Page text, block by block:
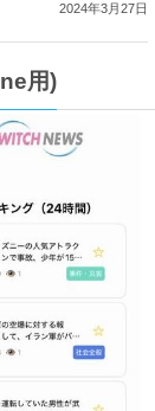
2024年3月27日
用)